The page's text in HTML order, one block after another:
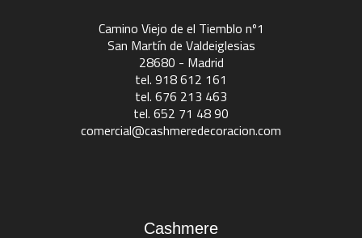
Camino Viejo de el Tiemblo nº1
San Martín de Valdeiglesias
28680 - Madrid
tel. 918 612 161
tel. 676 213 463
tel. 652 71 48 90
comercial@cashmeredecoracion.com
Cashmere